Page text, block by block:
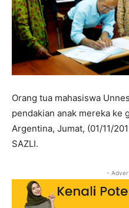
Orang tua mahasiswa
pendakian anak mereka ke
Argentina, Jumat, (01/11/
SAZLI.
-